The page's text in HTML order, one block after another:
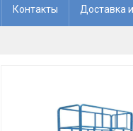
Контакты Доставка